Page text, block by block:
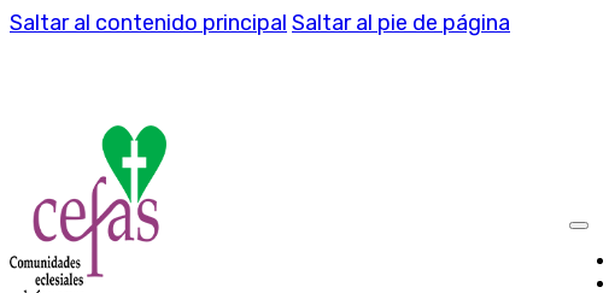
Saltar al contenido principal Saltar al pie de página